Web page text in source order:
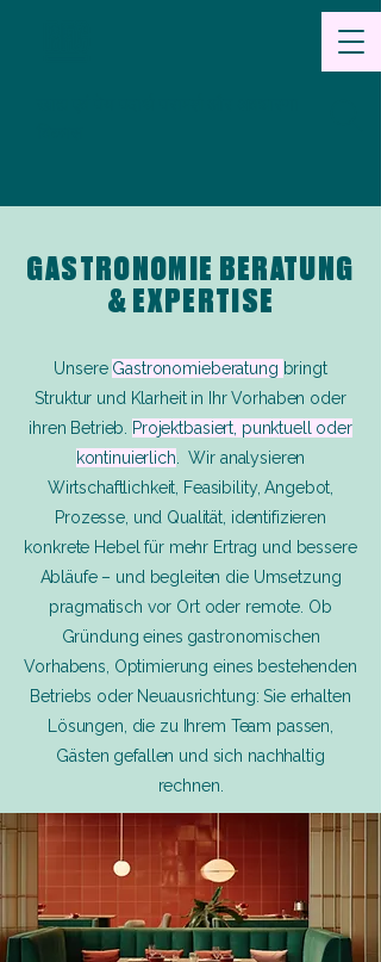
GASTRONOMIE BERATUNG
& EXPERTISE
Unsere Gastronomieberatung bringt
Struktur und Klarheit in Ihr Vorhaben oder
ihren Betrieb.
Projektbasiert, punktuell oder
kontinuierlich . Wir analysieren
Wirtschaftlichkeit, Feasibility, Angebot,
Prozesse, und Qualität, identifizieren
konkrete Hebel für mehr Ertrag und bessere
Abläufe – und begleiten die Umsetzung
pragmatisch vor Ort oder remote. Ob
Gründung eines gastronomischen
Vorhabens, Optimierung eines bestehenden
Betriebs oder Neuausrichtung: Sie erhalten
Lösungen, die zu Ihrem Team passen,
Gästen gefallen und sich nachhaltig
rechnen.